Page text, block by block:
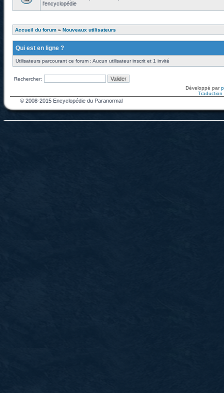
l'encyclopédie
Accueil du forum » Nouveaux utilisateurs
Qui est en ligne ?
Utilisateurs parcourant ce forum : Aucun utilisateur inscrit et 1 invité
Rechercher:
Développé par
Traduction
© 2008-2015 Encyclopédie du Paranormal